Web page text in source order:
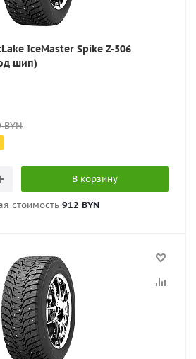
IceMaster Spike Z-506
шип)
BYN
В корзину
стоимость 912 BYN